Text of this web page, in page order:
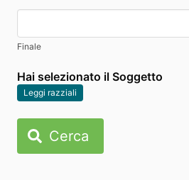
Finale
Hai selezionato il Soggetto
Leggi razziali
Cerca